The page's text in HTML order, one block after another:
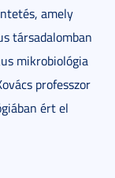
amely
társadalomban
mikrobiológia
professzor
ért el